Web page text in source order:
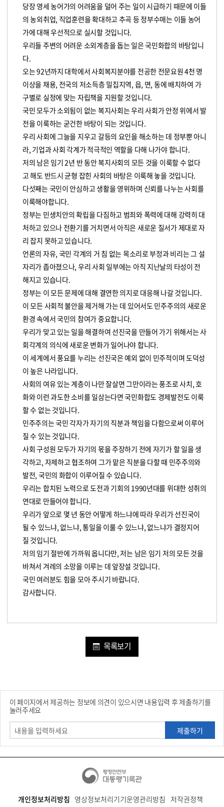
당장 영세 농어가의 어려움을 덜어 주는 일이 시급하기 때문에 이들
의 농외취업, 직업훈련을 확대하고 추곡 등 정부수매는 이들 농어
가에 대해 우선적으로 실시할 것입니다.
우리들 주변의 어려운 소외계층을 돕는 일은 국민화합의 바탕입니
다.
오는 92년까지 대학에서 사회복지분야를 전공한 전문요원 4천 명
이상을 채용, 전국의 저소득층 밀집지역, 읍, 면, 동에 배치하여 가
구별로 실정에 맞는 자립책을 지원할 것입니다.
국민 모두가 소외됨이 없는 복지사회는 우리 사회가 안정 위에서 발
전을 이룩하는 굳건한 바탕이 되는 것입니다.
우리 사회에 그늘을 지우고 갈등의 요인을 해소하는 데 정부뿐 아니
라, 기업과 사회 각계가 적극적인 역할을 다해 나가야 합니다.
저의 남은 임기 2년 반 동안 복지사회의 모든 것을 이룩할 수 없다
고 해도 반드시 균형 잡힌 사회의 바탕은 이룩해 놓을 것입니다.
다섯째는 국민이 안심하고 생활을 영위하며 신뢰를 나누는 사회를
이룩해야합니다.
정부는 민생치안의 확립을 다짐하고 범죄와 폭력에 대해 강력히 대
처하고 있으나 전환기를 거치면서 아직은 새로운 질서가 제대로 자
리 잡지 못하고 있습니다.
언론의 자유, 국민 각계의 거 침 없는 목소리로 부정과 비리는 그 설
자리가 좁아졌으나, 우리 사회 일부에는 아직 지난날의 타성이 전
해지고 있습니다.
정부는 이 모든 문제에 대해 결연한 의지로 대응해 나갈 것입니다.
이 모든 사회적 불안을 제거해 가는 데 있어서도 민주주의의 새로운
환경 속에서 국민의 참여가 중요합니다.
우리가 맞고 있는 일을 해결하여 선진국을 만들어 가기 위해서는 사
회각계의 의식에 새로운 변화가 일어나야 합니다.
이 세계에서 풍요를 누리는 선진국은 예외 없이 민주적이며 도덕성
이 높은 나라입니다.
사회의 여유 있는 계층이 나만 잘살면 그만이라는 풍조로 사치, 호
화와 이런 과도한 소비를 일삼는다면 국민화합도 경제발전도 이룩
할 수 없는 것입니다.
민주주의는 국민 각자가 자기의 직분과 책임을 다함으로써 이루어
질 수 있는 것입니다.
사회 구성원 모두가 자기의 몫을 주장하기 전에 자기가 할 일을 생
각하고, 자제하고 협조하여 그가 맡은 직분을 다할 때 민주주의와
발전, 국민의 화합이 이루어질 수 있습니다.
우리는 합치된 노력으로 도전과 기회의 1990년대를 위대한 성취의
연대로 만들어야 합니다.
우리가 앞으로 몇 년 동안 어떻게 하느냐에 따라 우리가 선진국이
될 수 있느냐, 없느냐, 통일을 이룰 수 있느냐, 없느냐가 결정지어
질 것입니다.
저의 임기 절반에 가까워 옵니다만, 저는 남은 임기 저의 모든 것을
바쳐서 겨레의 소망을 이루는 데 앞장설 것입니다.
국민 여러분도 힘을 모아 주시기 바랍니다.
감사합니다.
목록보기
이 페이지에서 제공하는 정보에 의견이 있으시면 내용입력 후 제출하기를
눌러주세요
제출하기
개인정보처리방침 영상정보처리기기운영관리방침 저작권정책